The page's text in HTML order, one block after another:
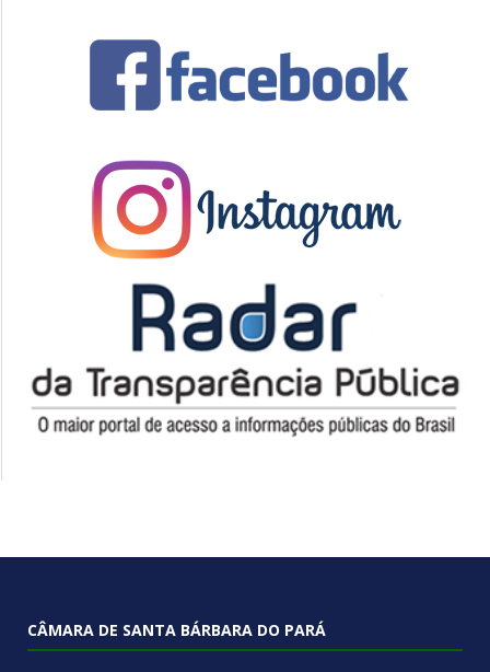
CÂMARA DE SANTA BÁRBARA DO PARÁ